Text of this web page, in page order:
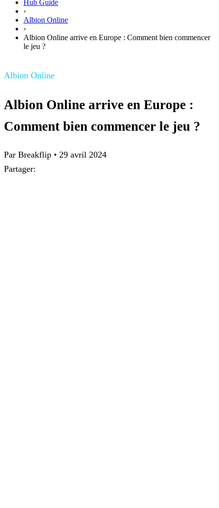
Hub Guide
›
Albion Online
›
Albion Online arrive en Europe : Comment bien commencer
le jeu ?
Albion Online
Albion Online arrive en Europe :
Comment bien commencer le jeu ?
Par Breakflip • 29 avril 2024
Partager: